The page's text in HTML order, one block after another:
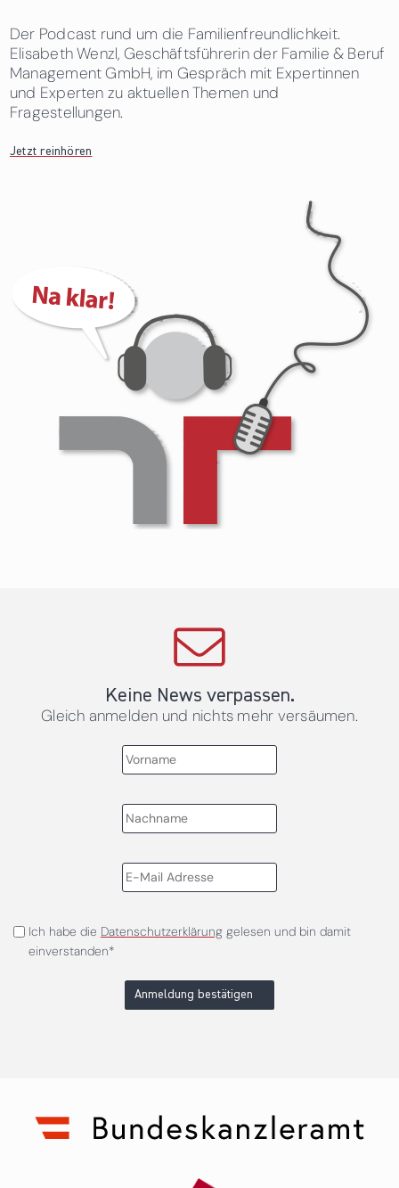
Der Podcast rund um die Familienfreundlichkeit.
Elisabeth Wenzl, Geschäftsführerin der Familie & Beruf
Management GmbH, im Gespräch mit Expertinnen
und Experten zu aktuellen Themen und
Fragestellungen.
Jetzt reinhören
Keine News verpassen.
Gleich anmelden und nichts mehr versäumen.
Ich habe die Datenschutzerklärunggelesen und bin damit
einverstanden*
Anmeldung bestätigen